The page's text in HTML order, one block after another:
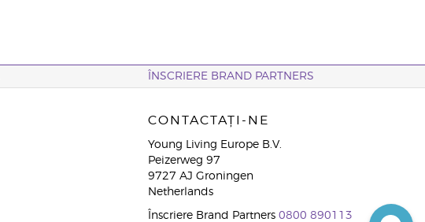
ÎNSCRIERE BRAND PARTNERS
CONTACTAȚI-NE
Young Living Europe B.V.
Peizerweg 97
9727 AJ Groningen
Netherlands
Înscriere Brand Partners 0800 890113